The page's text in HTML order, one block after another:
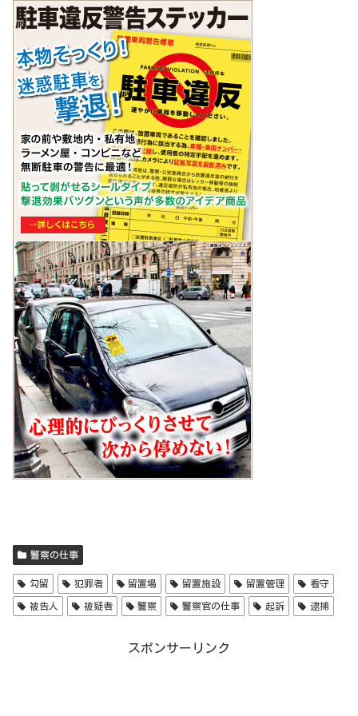
警察の仕事
勾留 犯罪者 留置場 留置施設 留置管理 看守
被告人 被疑者 警察 警察官の仕事 起訴 逮捕
スポンサーリンク